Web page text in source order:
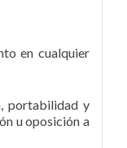
en cualquier
portabilidad y
u oposición a